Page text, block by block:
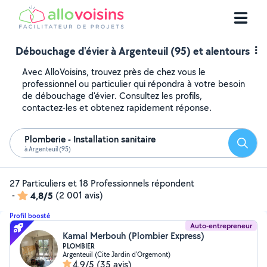
Débouchage d'évier à Argenteuil (95) et alentours
Avec AlloVoisins, trouvez près de chez vous le
professionnel ou particulier qui répondra à votre besoin
de débouchage d'évier. Consultez les profils,
contactez-les et obtenez rapidement réponse.
Plomberie - Installation sanitaire
à Argenteuil (95)
27 Particuliers et 18 Professionnels répondent
-
4,8/5 (2 001 avis)
Profil boosté
Auto-entrepreneur
Kamal Merbouh (Plombier Express)
PLOMBIER
Argenteuil (Cite Jardin d'Orgemont)
4,9/5 (35 avis)